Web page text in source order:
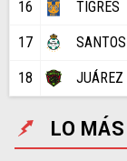
16 TIGRES
17
18 JUÁREZ
LO